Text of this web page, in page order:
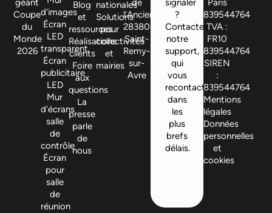
géant
Coupe
du
Monde
2026
d’images
Écran
LED
transparent
Écran
publicitaire
LED
Mur
d’écrans
salle
de
contrôle
Écran
pour
salle
de
réunion
Blog
et
ressources
Réalisations
clients
Foire
aux
questions
La
presse
parle
de
nous
nationales
Solutions
pour
collectivités
et
mairies
de
l’Ancienne,
28380
Saint-
Remy-
sur-
Avre
signaler
?
Contactez
notre
support,
qui
vous
recontactera
dans
les
plus
brefs
délais.
Paris
839544764
TVA :
FR10
839544764
SIREN
:
839544764
Mentions
légales
Données
personnelles
et
cookies